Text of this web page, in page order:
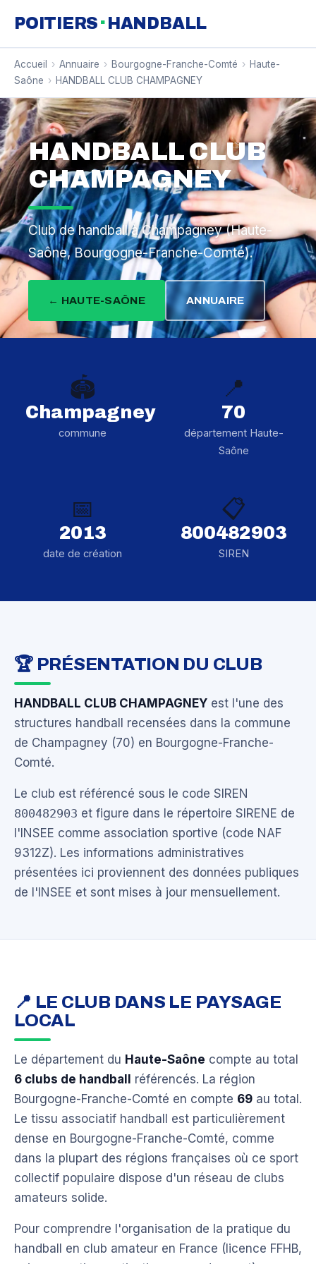
POITIERS · HANDBALL
Accueil › Annuaire › Bourgogne-Franche-Comté › Haute-
Saône › HANDBALL CLUB CHAMPAGNEY
HANDBALL CLUB
CHAMPAGNEY
Club de handball à Champagney (Haute-
Saône, Bourgogne-Franche-Comté).
← HAUTE-SAÔNE ANNUAIRE
🏟️
Champagney
commune
📍
70
département Haute-
Saône
📅
2013
date de création
📋
800482903
SIREN
🏆 PRÉSENTATION DU CLUB
HANDBALL CLUB CHAMPAGNEY est l'une des
structures handball recensées dans la commune
de Champagney (70) en Bourgogne-Franche-
Comté.
Le club est référencé sous le code SIREN
800482903 et figure dans le répertoire SIRENE de
l'INSEE comme association sportive (code NAF
9312Z). Les informations administratives
présentées ici proviennent des données publiques
de l'INSEE et sont mises à jour mensuellement.
📍 LE CLUB DANS LE PAYSAGE
LOCAL
Le département du Haute-Saône compte au total
6 clubs de handball
référencés. La région
Bourgogne-Franche-Comté en compte 69 au total.
Le tissu associatif handball est particulièrement
dense en Bourgogne-Franche-Comté, comme
dans la plupart des régions françaises où ce sport
collectif populaire dispose d'un réseau de clubs
amateurs solide.
Pour comprendre l'organisation de la pratique du
handball en club amateur en France (licence FFHB,